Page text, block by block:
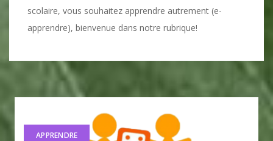
scolaire, vous souhaitez apprendre autrement (e-
apprendre), bienvenue dans notre rubrique!
APPRENDRE